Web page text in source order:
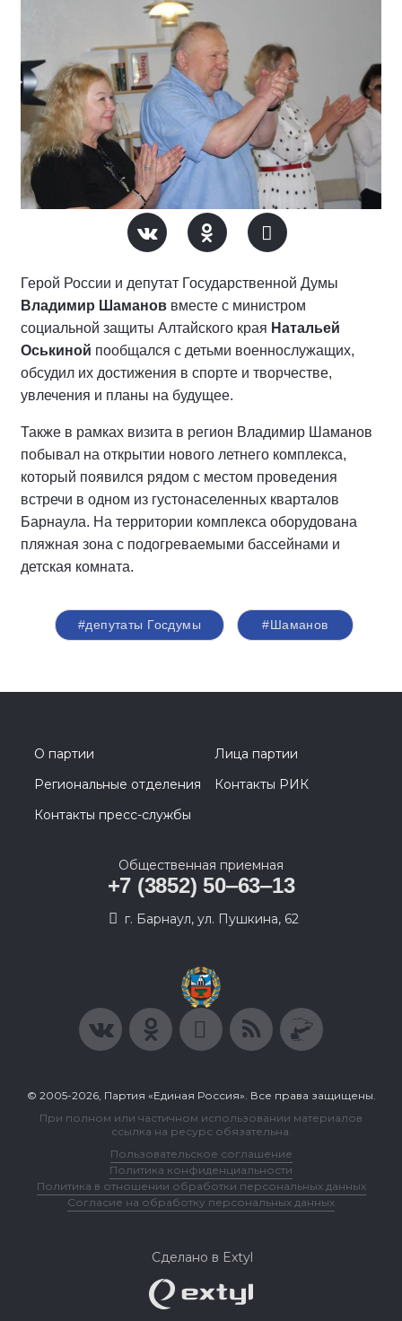
Герой России и депутат Государственной Думы
Владимир Шаманов вместе с министром
социальной защиты Алтайского края Натальей
Оськиной пообщался с детьми военнослужащих,
обсудил их достижения в спорте и творчестве,
увлечения и планы на будущее.
Также в рамках визита в регион Владимир Шаманов
побывал на открытии нового летнего комплекса,
который появился рядом с местом проведения
встречи в одном из густонаселенных кварталов
Барнаула. На территории комплекса оборудована
пляжная зона с подогреваемыми бассейнами и
детская комната.
#депутаты Госдумы #Шаманов
О партии
Лица партии
Региональные отделения
Контакты РИК
Контакты пресс-службы
Общественная приемная
+7 (3852) 50‒63‒13
г. Барнаул, ул. Пушкина, 62
© 2005-2026, Партия «Единая Россия». Все права защищены.
При полном или частичном использовании материалов
ссылка на ресурс обязательна.
Пользовательское соглашение
Политика конфиденциальности
Политика в отношении обработки персональных данных
Согласие на обработку персональных данных
Сделано в Extyl